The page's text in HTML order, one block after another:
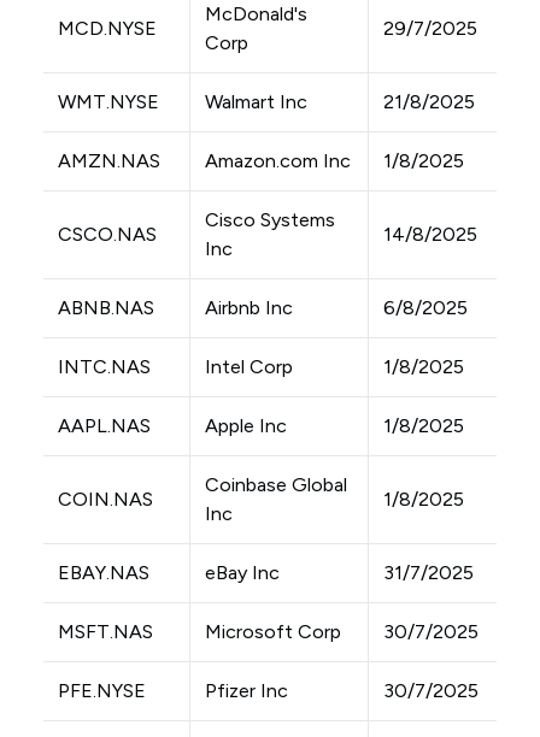
MCD.NYSE
McDonald's
Corp
29/7/2025
WMT.NYSE Walmart Inc 21/8/2025
AMZN.NAS Amazon.com Inc 1/8/2025
CSCO.NAS
Cisco Systems
Inc
14/8/2025
ABNB.NAS Airbnb Inc 6/8/2025
INTC.NAS Intel Corp 1/8/2025
AAPL.NAS Apple Inc 1/8/2025
COIN.NAS
Coinbase Global
Inc
1/8/2025
EBAY.NAS eBay Inc 31/7/2025
MSFT.NAS Microsoft Corp 30/7/2025
PFE.NYSE Pfizer Inc 30/7/2025